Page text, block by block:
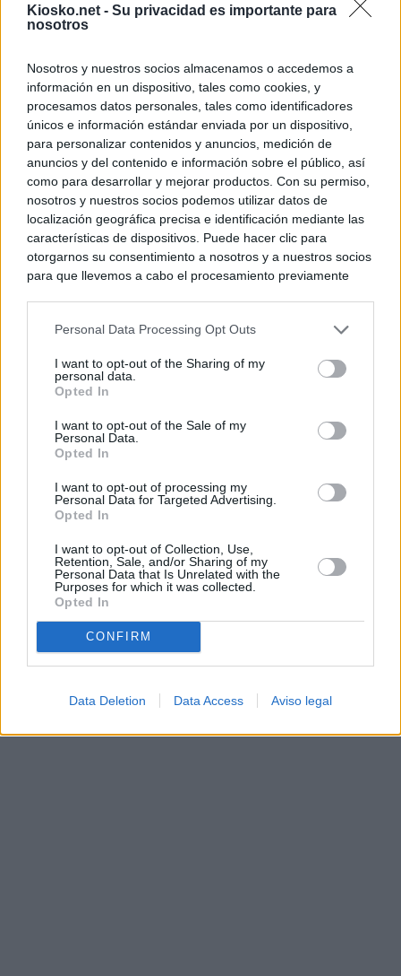
Kiosko.net - Su privacidad es importante para
nosotros
Nosotros y nuestros socios almacenamos o accedemos a
información en un dispositivo, tales como cookies, y
procesamos datos personales, tales como identificadores
únicos e información estándar enviada por un dispositivo,
para personalizar contenidos y anuncios, medición de
anuncios y del contenido e información sobre el público, así
como para desarrollar y mejorar productos. Con su permiso,
nosotros y nuestros socios podemos utilizar datos de
localización geográfica precisa e identificación mediante las
características de dispositivos. Puede hacer clic para
otorgarnos su consentimiento a nosotros y a nuestros socios
para que llevemos a cabo el procesamiento previamente
negar su consentimiento. Tenga en cuenta que algún
de su consentimiento, pero usted tiene el derecho de
rechazar tal procesamiento. Sus preferencias se aplicarán
cualquier momento entrando de nuevo en este sitio web o
visitando nuestra política de privacidad.
Personal Data Processing Opt Outs
I want to opt-out of the Sharing of my
personal data.
Opted In
I want to opt-out of the Sale of my
Personal Data.
Opted In
I want to opt-out of processing my
Personal Data for Targeted Advertising.
Opted In
I want to opt-out of Collection, Use,
Retention, Sale, and/or Sharing of my
Personal Data that Is Unrelated with the
Purposes for which it was collected.
Opted In
CONFIRM
Data Deletion Data Access Aviso legal